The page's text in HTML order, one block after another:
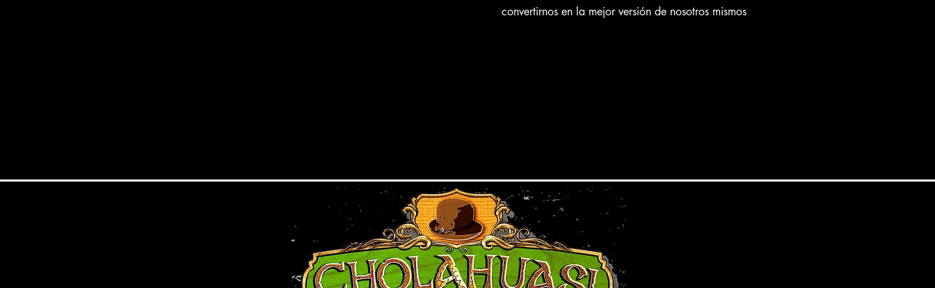
convertirnos en la mejor versión de nosotros mismos